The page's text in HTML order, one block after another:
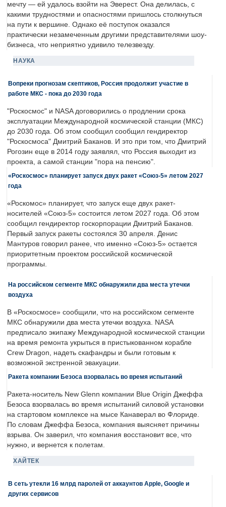
мечту — ей удалось взойти на Эверест. Она делилась, с
какими трудностями и опасностями пришлось столкнуться
на пути к вершине. Однако её поступок оказался
практически незамеченным другими представителями шоу-
бизнеса, что неприятно удивило телезвезду.
НАУКА
Вопреки прогнозам скептиков, Россия продолжит участие в
работе МКС - пока до 2030 года
"Роскосмос" и NASA договорились о продлении срока
эксплуатации Международной космической станции (МКС)
до 2030 года. Об этом сообщил сообщил гендиректор
"Роскосмоса" Дмитрий Баканов. И это при том, что Дмитрий
Рогозин еще в 2014 году заявлял, что Россия выходит из
проекта, а самой станции "пора на пенсию".
«Роскосмос» планирует запуск двух ракет «Союз-5» летом 2027
года
«Роскомос» планирует, что запуск еще двух ракет-
носителей «Союз-5» состоится летом 2027 года. Об этом
сообщил гендиректор госкорпорации Дмитрий Баканов.
Первый запуск ракеты состоялся 30 апреля. Денис
Мантуров говорил ранее, что именно «Союз-5» остается
приоритетным проектом российской космической
программы.
На российском сегменте МКС обнаружили два места утечки
воздуха
В «Роскосмосе» сообщили, что на российском сегменте
МКС обнаружили два места утечки воздуха. NASA
предписало экипажу Международной космической станции
на время ремонта укрыться в пристыкованном корабле
Crew Dragon, надеть скафандры и были готовым к
возможной экстренной эвакуации.
Ракета компании Безоса взорвалась во время испытаний
Ракета-носитель New Glenn компании Blue Origin Джеффа
Безоса взорвалась во время испытаний силовой установки
на стартовом комплексе на мысе Канаверал во Флориде.
По словам Джеффа Безоса, компания выясняет причины
взрыва. Он заверил, что компания восстановит все, что
нужно, и вернется к полетам.
ХАЙТЕК
В сеть утекли 16 млрд паролей от аккаунтов Apple, Google и
других сервисов